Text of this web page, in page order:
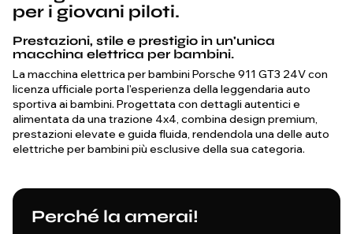
per i giovani piloti.
Prestazioni, stile e prestigio in un'unica
macchina elettrica per bambini.
La macchina elettrica per bambini Porsche 911 GT3 24V con
licenza ufficiale porta l'esperienza della leggendaria auto
sportiva ai bambini. Progettata con dettagli autentici e
alimentata da una trazione 4x4, combina design premium,
prestazioni elevate e guida fluida, rendendola una delle auto
elettriche per bambini più esclusive della sua categoria.
Perché la amerai!